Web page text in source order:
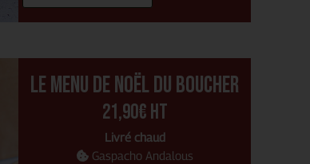
Le menu de noël du boucher
21,90€ Ht
Livré chaud
Gaspacho Andalous